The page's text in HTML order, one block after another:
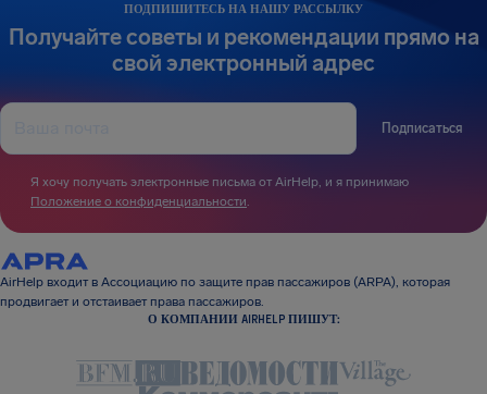
ПОДПИШИТЕСЬ НА НАШУ РАССЫЛКУ
Получайте советы и рекомендации прямо на
свой электронный адрес
Подписаться
Я хочу получать электронные письма от AirHelp, и я принимаю
Положение о конфиденциальности.
AirHelp входит в Ассоциацию по защите прав пассажиров (ARPA), которая
продвигает и отстаивает права пассажиров.
О КОМПАНИИ AIRHELP ПИШУТ: